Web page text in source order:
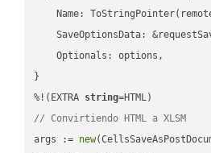
Name:
SaveOptionsData:
    Optionals: options,
}
%!(EXTRA string
// Convirtiendo HTML a XLSM
args := new